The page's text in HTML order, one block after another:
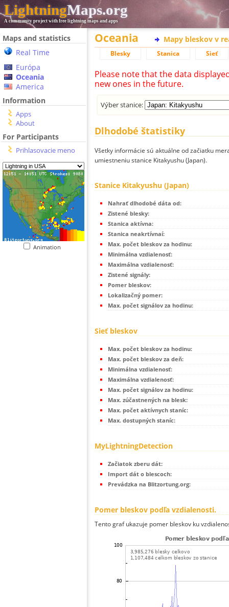
LightningMaps.org
A community project with free lightning maps and apps
Maps and statistics
Real Time
Európa
Oceania
America
Information
Apps
About
For Participants
Prihlasovacie meno
Animation
Oceania Mapy bleskov v
Blesky Stanica Sieť
Please note that the data
new ones in the future.
Výber stanice:
Dlhodobé štatistiky
Všetky informácie sú aktuálne od začiatku
umiestneniu stanice Kitakyushu (Japan).
Stanice Kitakyushu (Japan)
Nahrať dlhodobé dáta od:
Zistené blesky:
Stanica aktívna:
Stanica neakrtívnaí:
Max. počet bleskov za hodinu:
Minimálna vzdialenosť:
Maximálna vzdialenosť:
Zistené signály:
Pomer bleskov:
Lokalizačný pomer:
Max. počet signálov za hodinu:
Sieť bleskov
Max. počet bleskov za hodinu:
Max. počet bleskov za deň:
Minimálna vzdialenosť:
Maximálna vzdialenosť:
Max. počet signálov za hodinu:
Max. zúčastnených na blesk:
Max. počet aktívnych staníc:
Max. dostupných staníc:
MyLightningDetection
Začiatok zberu dát:
Import dát o blescoch:
Prevádzka na Blitzortung.org:
Pomer bleskov podľa vzdialenosti.
Tento graf ukazuje pomer bleskov ku